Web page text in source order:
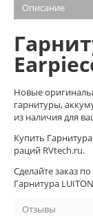
Описание
Новые
гарнитуры,
из наличия для
Купить
раций RVtech.ru.
Cделайте заказ
Гарнитура
Отзывы